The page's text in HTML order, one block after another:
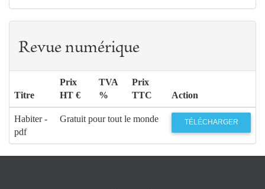
Revue numérique
Titre
Prix
HT €
TVA
%
Prix
TTC
Action
Habiter -
pdf
Gratuit pour tout le monde TÉLÉCHARGER